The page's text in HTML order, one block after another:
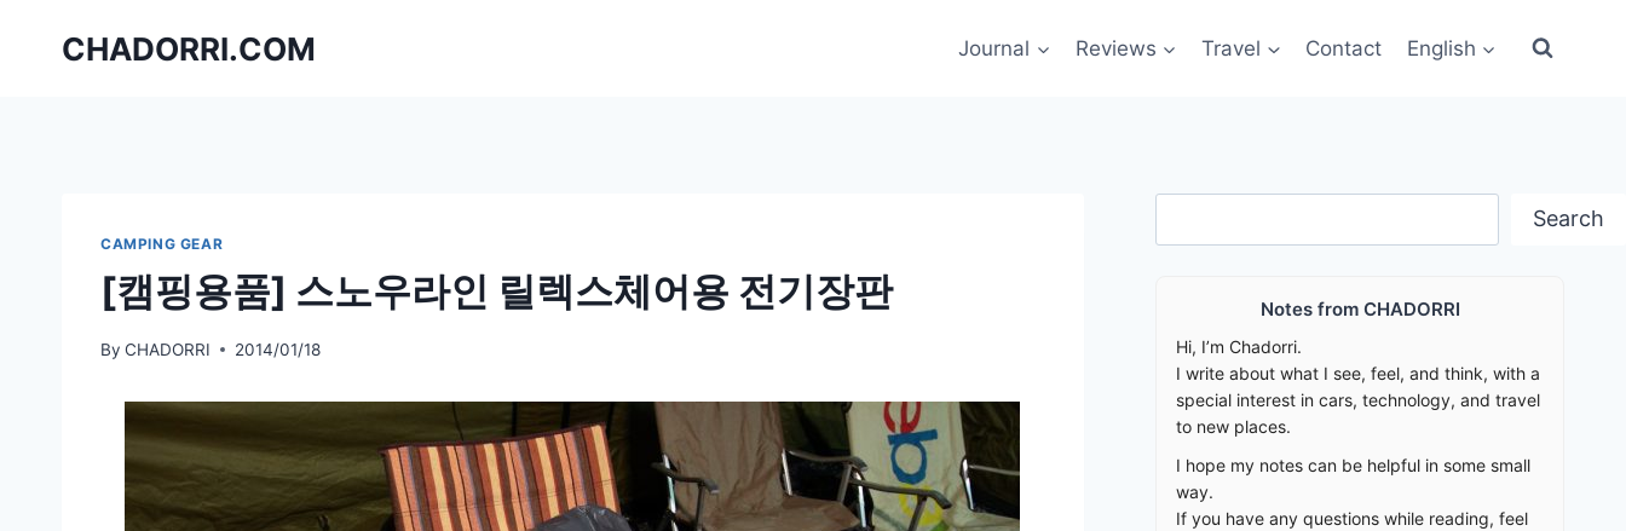
CHADORRI.COM Journal Reviews Travel Contact English
CAMPING GEAR
[캠핑용품] 스노우라인 릴렉스체어용 전기장판
By CHADORRI 2014/01/18
Search
Notes from CHADORRI
Hi, I’m Chadorri.
I write about what I see, feel, and think, with a
special interest in cars, technology, and travel
to new places.
I hope my notes can be helpful in some small
way.
If you have any questions while reading, feel